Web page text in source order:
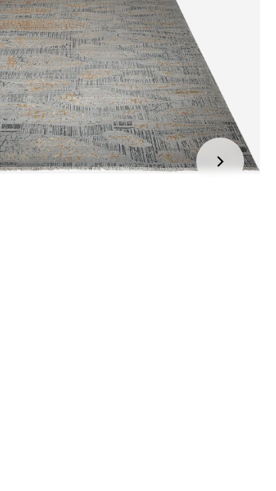
u thuis geleverd. Wij streven ernaar uw
bij u thuis te bezorgen.
u thuis geleverd. Mocht het niet passen en
dan storten wij het aankoopbedrag zo
uiterlijkbinnen 14 dagen na herroeping.
u terecht op: